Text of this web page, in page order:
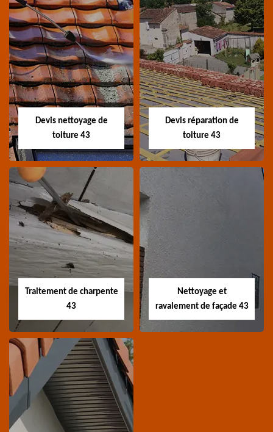
Recherche de fuite
toiture 43
Entreprise recherche
fuite de toiture 43
Devis toiture 43
Devis toiture 43 Haute-
Loire
Devis nettoyage de
toiture 43
Devis nettoyage de
toiture 43
Devis nettoyage de
toiture 43 Haute-Loire
Devis réparation de
toiture 43
toiture 43
Devis réparation de
toiture 43 Haute-Loire
Traitement de charpente
43
Traitement de
charpente 43
Spécialiste en
Nettoyage et
ravalement de façade 43